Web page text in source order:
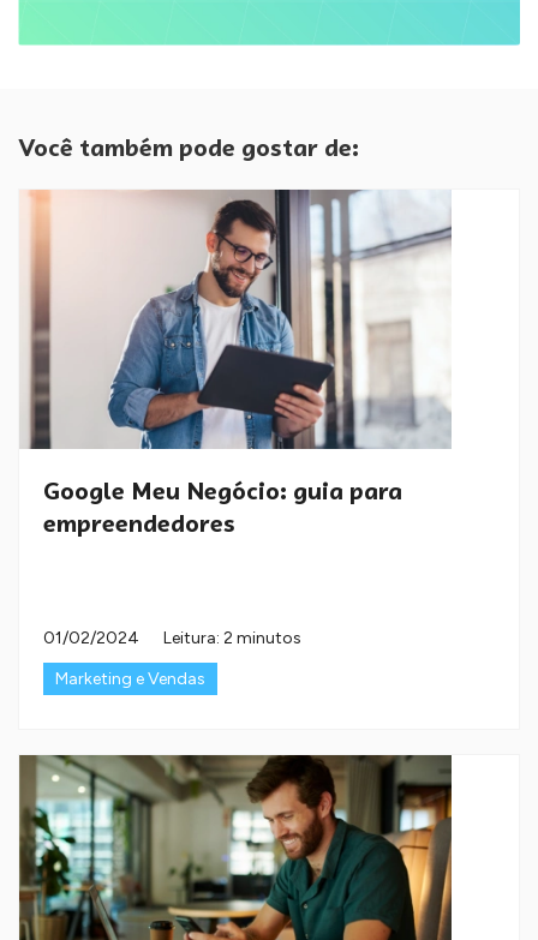
Você também pode gostar de:
Google Meu Negócio: guia para
empreendedores
01/02/2024
Leitura: 2 minutos
Marketing e Vendas